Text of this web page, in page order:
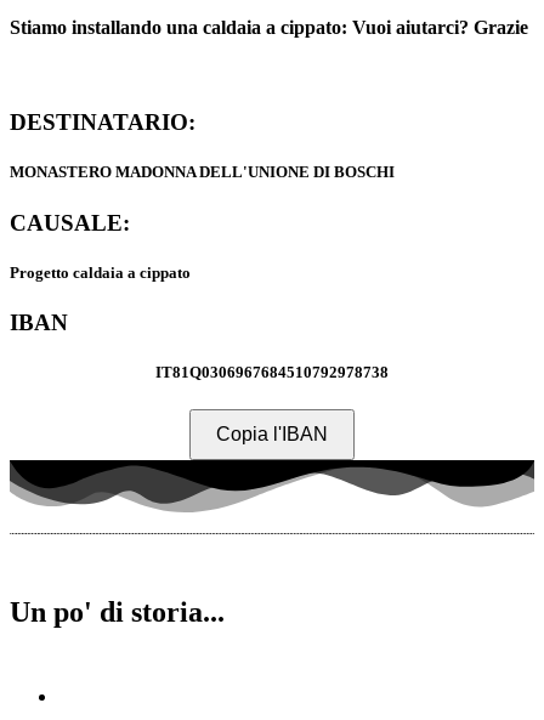
Stiamo installando una caldaia a cippato: Vuoi aiutarci? Grazie
DESTINATARIO:
MONASTERO MADONNA DELL'UNIONE DI BOSCHI
CAUSALE:
Progetto caldaia a cippato
IBAN
IT81Q0306967684510792978738​
Copia l'IBAN
Un po' di storia...